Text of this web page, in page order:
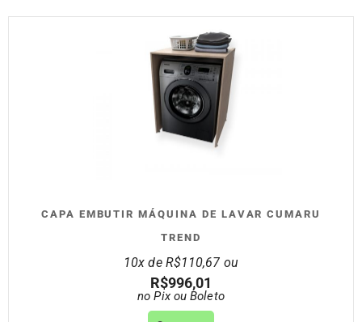
CAPA EMBUTIR MÁQUINA DE LAVAR CUMARU
TREND
10x de R$110,67 ou
R$996,01
no Pix ou Boleto